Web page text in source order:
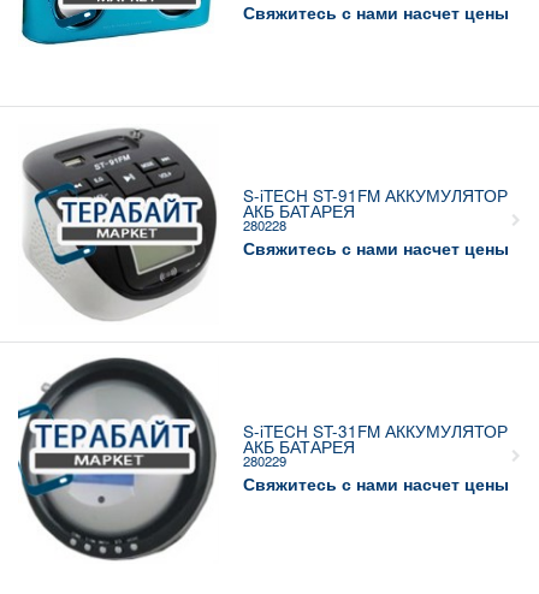
Свяжитесь с нами насчет цены
S-iTECH ST-91FM АККУМУЛЯТОР
АКБ БАТАРЕЯ
280228
Свяжитесь с нами насчет цены
S-iTECH ST-31FM АККУМУЛЯТОР
АКБ БАТАРЕЯ
280229
Свяжитесь с нами насчет цены